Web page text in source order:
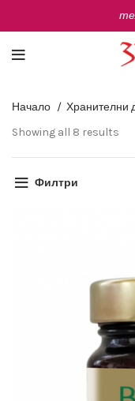
Начало Хранителни
Showing all 8 results
Филтри